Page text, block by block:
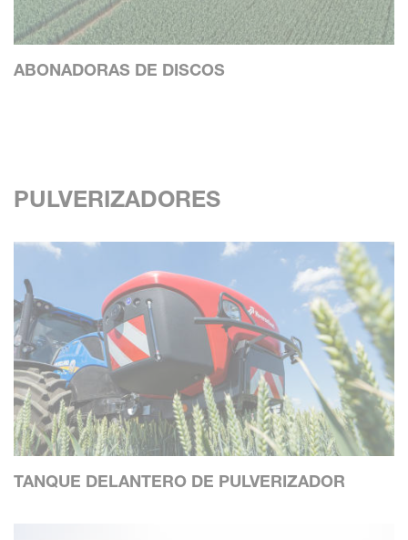
ABONADORAS DE DISCOS
PULVERIZADORES
TANQUE DELANTERO DE PULVERIZADOR